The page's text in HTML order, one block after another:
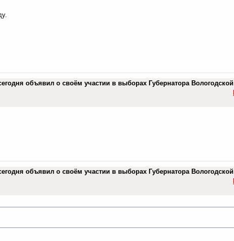
объявил о своём участии в выборах Губернатора Вологодской
объявил о своём участии в выборах Губернатора Вологодской